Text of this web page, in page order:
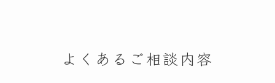
よくあるご相談内容